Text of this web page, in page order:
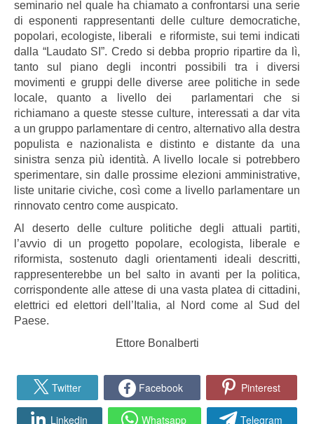
seminario nel quale ha chiamato a confrontarsi una serie
di esponenti rappresentanti delle culture democratiche,
popolari, ecologiste, liberali e riformiste, sui temi indicati
dalla “Laudato SI”. Credo si debba proprio ripartire da lì,
tanto sul piano degli incontri possibili tra i diversi
movimenti e gruppi delle diverse aree politiche in sede
locale, quanto a livello dei parlamentari che si
richiamano a queste stesse culture, interessati a dar vita
a un gruppo parlamentare di centro, alternativo alla destra
populista e nazionalista e distinto e distante da una
sinistra senza più identità. A livello locale si potrebbero
sperimentare, sin dalle prossime elezioni amministrative,
liste unitarie civiche, così come a livello parlamentare un
rinnovato centro come auspicato.
Al deserto delle culture politiche degli attuali partiti,
l’avvio di un progetto popolare, ecologista, liberale e
riformista, sostenuto dagli orientamenti ideali descritti,
rappresenterebbe un bel salto in avanti per la politica,
corrispondente alle attese di una vasta platea di cittadini,
elettrici ed elettori dell’Italia, al Nord come al Sud del
Paese.
Ettore Bonalberti
Twitter Facebook Pinterest
Linkedin Whatsapp Telegram